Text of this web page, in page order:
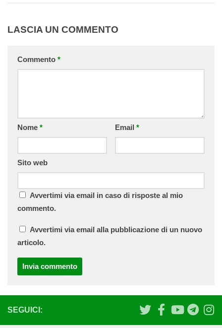
LASCIA UN COMMENTO
Commento *
Nome * Email *
Sito web
Avvertimi via email in caso di risposte al mio
commento.
Avvertimi via email alla pubblicazione di un nuovo
articolo.
SEGUICI: